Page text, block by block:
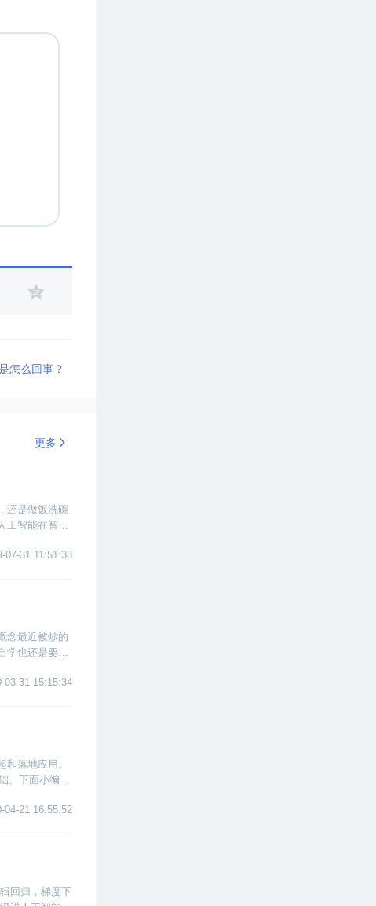
怎么回事？
更多
还是做饭洗碗
工智能在智能
07-31 11:51:33
念最近被炒的
学也还是要面
03-31 15:15:34
落地应用。
。下面小编将
04-21 16:55:52
回归，梯度下